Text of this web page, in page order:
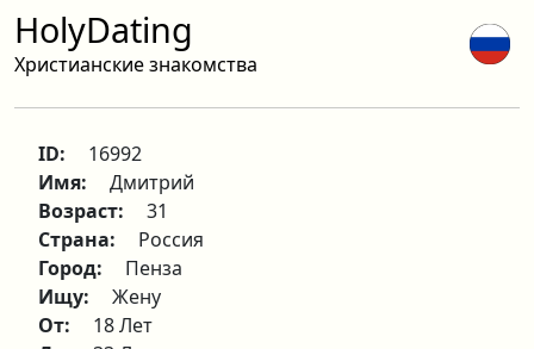
HolyDating
Христианские знакомства
ID:
16992
Имя:
Дмитрий
Возраст:
31
Страна:
Россия
Город:
Пенза
Ищу:
Жену
От:
18 Лет